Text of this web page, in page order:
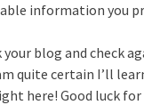
information you
blog and check
quite certain I’ll
here! Good luck